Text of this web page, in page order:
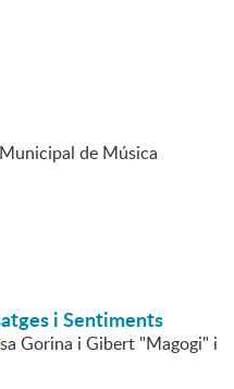
de Música
i Sentiments
Gorina i Gibert "Magogi" i